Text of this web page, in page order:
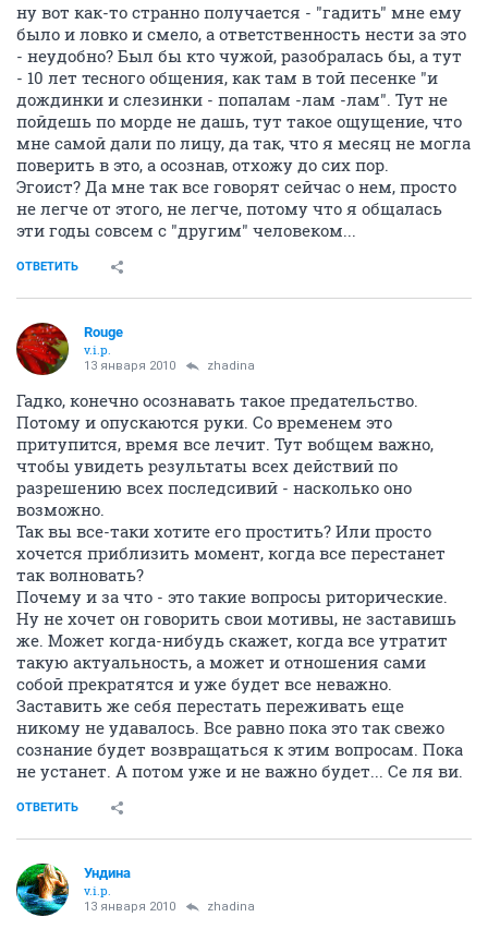
ну вот как-то странно получается - "гадить" мне ему
было и ловко и смело, а ответственность нести за это
- неудобно? Был бы кто чужой, разобралась бы, а тут
- 10 лет тесного общения, как там в той песенке "и
дождинки и слезинки - попалам -лам -лам". Тут не
пойдешь по морде не дашь, тут такое ощущение, что
мне самой дали по лицу, да так, что я месяц не могла
поверить в это, а осознав, отхожу до сих пор.
Эгоист? Да мне так все говорят сейчас о нем, просто
не легче от этого, не легче, потому что я общалась
эти годы совсем с "другим" человеком...
ОТВЕТИТЬ
Rouge
v.i.p.
13 января 2010 zhadina
Гадко, конечно осознавать такое предательство.
Потому и опускаются руки. Со временем это
притупится, время все лечит. Тут вобщем важно,
чтобы увидеть результаты всех действий по
разрешению всех последсивий - насколько оно
возможно.
Так вы все-таки хотите его простить? Или просто
хочется приблизить момент, когда все перестанет
так волновать?
Почему и за что - это такие вопросы риторические.
Ну не хочет он говорить свои мотивы, не заставишь
же. Может когда-нибудь скажет, когда все утратит
такую актуальность, а может и отношения сами
собой прекратятся и уже будет все неважно.
Заставить же себя перестать переживать еще
никому не удавалось. Все равно пока это так свежо
сознание будет возвращаться к этим вопросам. Пока
не устанет. А потом уже и не важно будет... Се ля ви.
ОТВЕТИТЬ
Ундина
v.i.p.
13 января 2010 zhadina